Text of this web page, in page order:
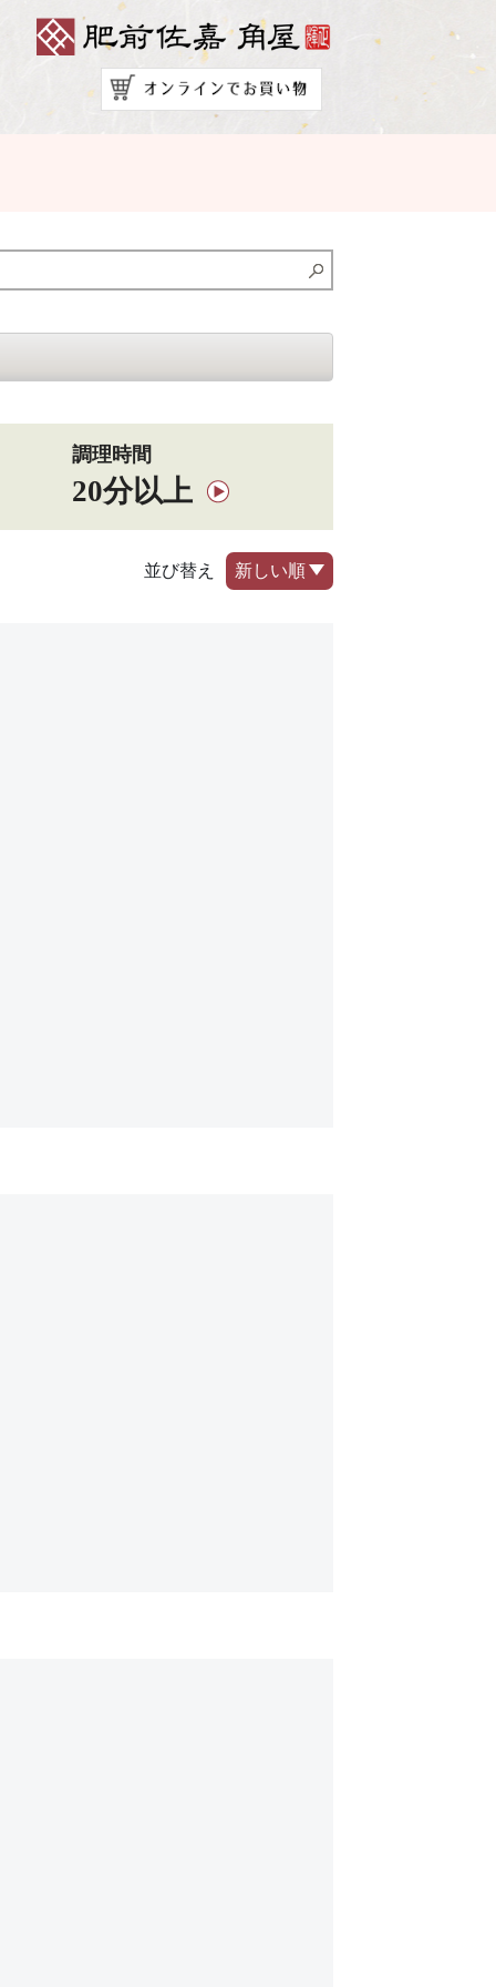
調理時間
20分以上
並び替え 新しい順